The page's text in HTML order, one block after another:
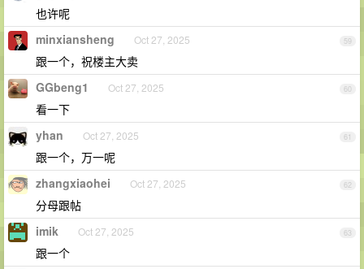
也许呢
59
minxiansheng Oct 27, 2025
跟一个，祝楼主大卖
60
GGbeng1 Oct 27, 2025
看一下
61
yhan Oct 27, 2025
跟一个，万一呢
62
zhangxiaohei Oct 27, 2025
分母跟帖
63
imik Oct 27, 2025
跟一个